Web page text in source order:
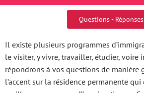
Questions - Réponses
Il existe plusieurs programmes
le visiter, y vivre, travailler, étudier, voire
répondrons à vos questions de manière
l’accent sur la résidence permanente